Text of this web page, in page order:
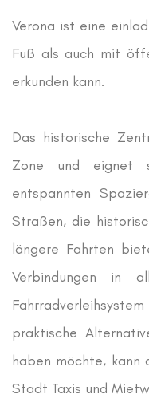
Verona ist eine
Fuß als auch mit
erkunden kann.
Das historische
Zone und eignet
entspannten
Straßen, die
längere Fahrten
Verbindungen in
praktische
haben möchte, kann
Stadt Taxis und